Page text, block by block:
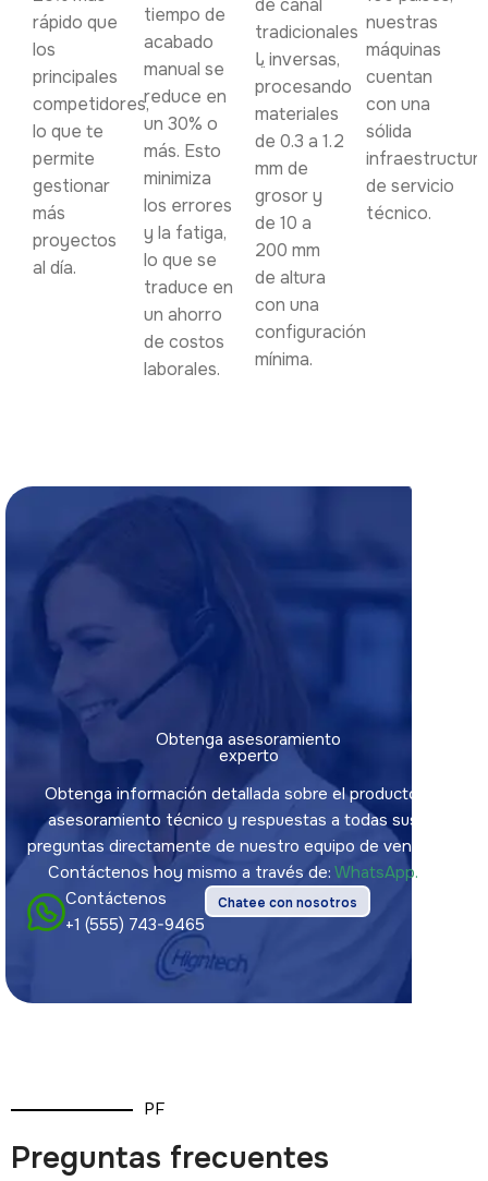
rápido que
los
principales
competidores,
lo que te
permite
gestionar
más
proyectos
al día.
tiempo de
acabado
manual se
reduce en
un 30% o
más. Esto
minimiza
los errores
y la fatiga,
lo que se
traduce en
un ahorro
de costos
laborales.
de canal
tradicionales
یا inversas,
procesando
materiales
de 0.3 a 1.2
mm de
grosor y
de 10 a
200 mm
de altura
con una
configuración
mínima.
nuestras
máquinas
cuentan
con una
sólida
infraestructura
de servicio
técnico.
Obtenga asesoramiento
experto
Obtenga información detallada sobre el producto,
asesoramiento técnico y respuestas a todas sus
preguntas directamente de nuestro equipo de ventas.
Contáctenos hoy mismo a través de:WhatsApp.
Contáctenos
+1 (555) 743-9465
Chatee con nosotros
PF
Preguntas frecuentes